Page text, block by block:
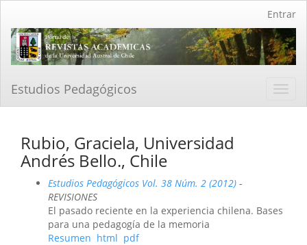
Contenido
principal
Barra
Entrar
Estudios Pedagógicos
Rubio, Graciela, Universidad
Andrés Bello., Chile
Estudios Pedagógicos Vol. 38 Núm. 2 (2012) -
REVISIONES
El pasado reciente en la experiencia chilena. Bases
para una pedagogía de la memoria
Resumen html pdf